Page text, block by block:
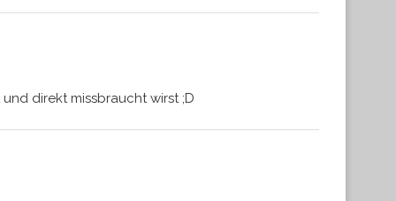
direkt missbraucht wirst ;D